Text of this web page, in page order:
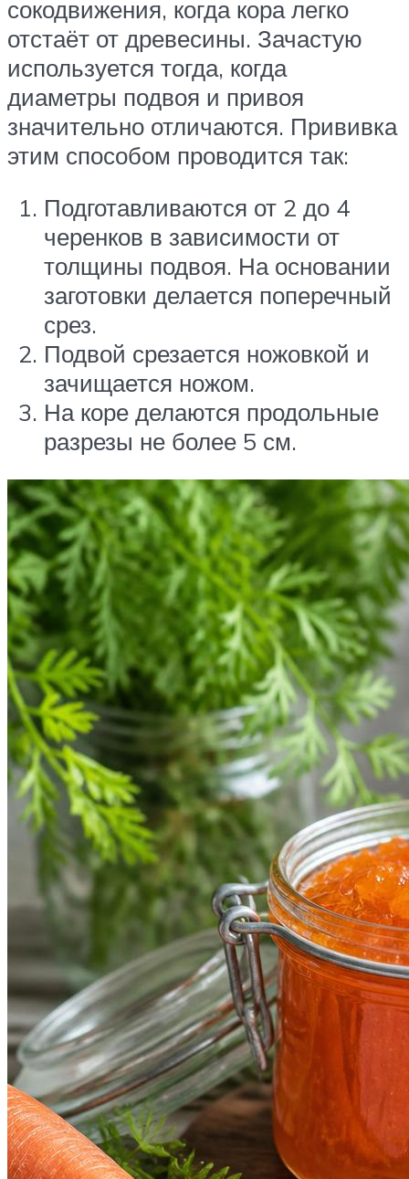
сокодвижения, когда кора легко
отстаёт от древесины. Зачастую
используется тогда, когда
диаметры подвоя и привоя
значительно отличаются. Прививка
этим способом проводится так:
Подготавливаются от 2 до 4
черенков в зависимости от
толщины подвоя. На основании
заготовки делается поперечный
срез.
Подвой срезается ножовкой и
зачищается ножом.
На коре делаются продольные
разрезы не более 5 см.